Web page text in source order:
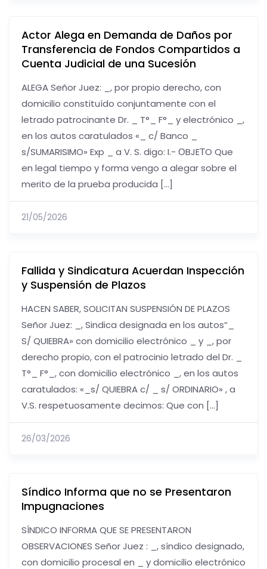
Actor Alega en Demanda de Daños por
Transferencia de Fondos Compartidos a
Cuenta Judicial de una Sucesión
ALEGA Señor Juez: _, por propio derecho, con
domicilio constituído conjuntamente con el
letrado patrocinante Dr. _ T°_ F°_ y electrónico _,
en los autos caratulados «_ c/ Banco _
s/SUMARISIMO» Exp _ a V. S. digo: I.- ОBJEТO Que
en legal tiempo y forma vengo a alegar sobre el
merito de la prueba producida […]
21/05/2026
Fallida y Sindicatura Acuerdan Inspección
y Suspensión de Plazos
HACEN SABER, SOLICITAN SUSPENSIÓN DE PLAZOS
Señor Juez: _, Sindica designada en los autos“_
S/ QUIEBRA» con domicilio electrónico _ y _, por
derecho propio, con el patrocinio letrado del Dr. _
T°_ F°_, con domicilio electrónico _, en los autos
caratulados: «_s/ QUIEBRA c/ _ s/ ORDINARIO» , a
V.S. respetuosamente decimos: Que con […]
26/03/2026
Síndico Informa que no se Presentaron
Impugnaciones
SÍNDICO INFORMA QUE SE PRESENTARON
OBSERVACIONES Señor Juez : _, síndico designado,
con domicilio procesal en _ y domicilio electrónico